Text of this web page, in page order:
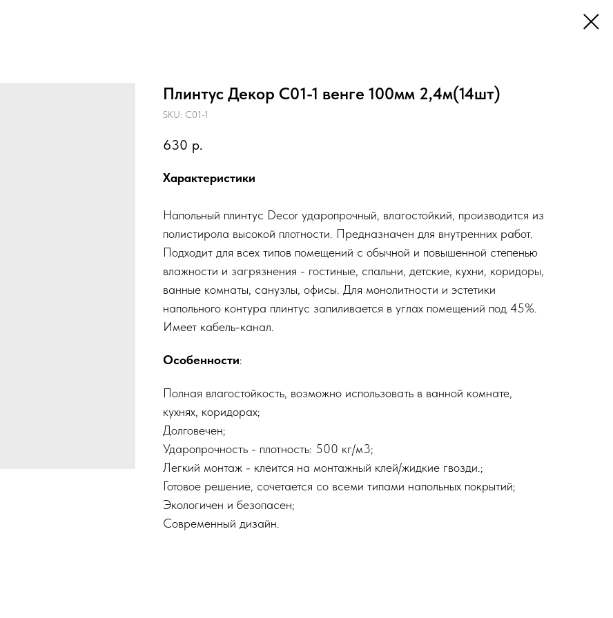
Плинтус Декор С01-1 венге 100мм 2,4м(14шт)
SKU: С01-1
630 р.
Характеристики
Напольный плинтус Decor ударопрочный, влагостойкий, производится из
полистирола высокой плотности. Предназначен для внутренних работ.
Подходит для всех типов помещений с обычной и повышенной степенью
влажности и загрязнения - гостиные, спальни, детские, кухни, коридоры,
ванные комнаты, санузлы, офисы. Для монолитности и эстетики
напольного контура плинтус запиливается в углах помещений под 45%.
Имеет кабель-канал.
Особенности:
Полная влагостойкость, возможно использовать в ванной комнате,
кухнях, коридорах;
Долговечен;
Ударопрочность - плотность: 500 кг/м3;
Легкий монтаж - клеится на монтажный клей/жидкие гвозди.;
Готовое решение, сочетается со всеми типами напольных покрытий;
Экологичен и безопасен;
Современный дизайн.